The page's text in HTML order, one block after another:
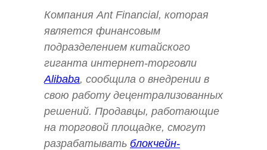
Компания Ant Financial, которая
является финансовым
подразделением китайского
гиганта интернет-торговли
Alibaba, сообщила о внедрении в
свою работу децентрализованных
решений. Продавцы, работающие
на торговой площадке, смогут
разрабатывать блокчейн-